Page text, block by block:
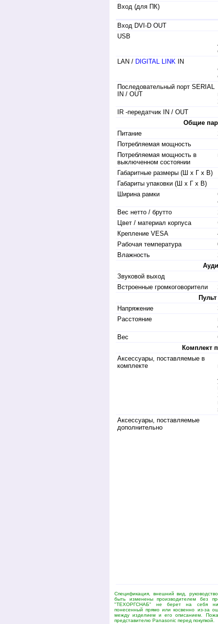
Вход (для ПК)
Вход DVI-D OUT
USB
LAN / DIGITAL LINK IN
Последовательный порт SERIAL
IN / OUT
IR -передатчик IN / OUT
Общие
Питание
Потребляемая мощность
Потребляемая мощность в
выключенном состоянии
Габаритные размеры (Ш x Г x В)
Габариты упаковки (Ш x Г x В)
Ширина рамки
Вес нетто / брутто
Цвет / материал корпуса
Крепление VESA
Рабочая температура
Влажность
Звуковой выход
Встроенные громкоговорители
Напряжение
Расстояние
Вес
Комплект
Аксессуары, поставляемые в
комплекте
Аксессуары, поставляемые
дополнительно
Спецификация, внешний вид,
быть изменены производителем без
"ТЕХОРГСНАБ" не берет на себя
понесенный прямо или косвенно из-за
между изделием и его описанием.
представителю Panasonic перед покупкой.